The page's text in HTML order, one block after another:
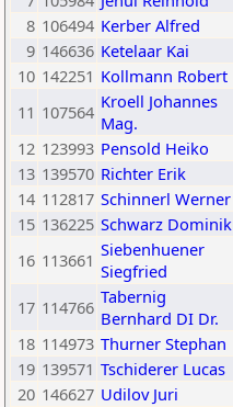
8 106494 Kerber Alfred
9 146636 Ketelaar Kai
10 142251 Kollmann Robert
11 107564 Kroell Johannes
Mag.
12 123993 Pensold Heiko
13 139570 Richter Erik
14 112817 Schinnerl Werner
15 136225 Schwarz Dominik
16 113661 Siebenhuener
Siegfried
17 114766 Tabernig
Bernhard DI Dr.
18 114973 Thurner Stephan
19 139571 Tschiderer Lucas
20 146627 Udilov Juri